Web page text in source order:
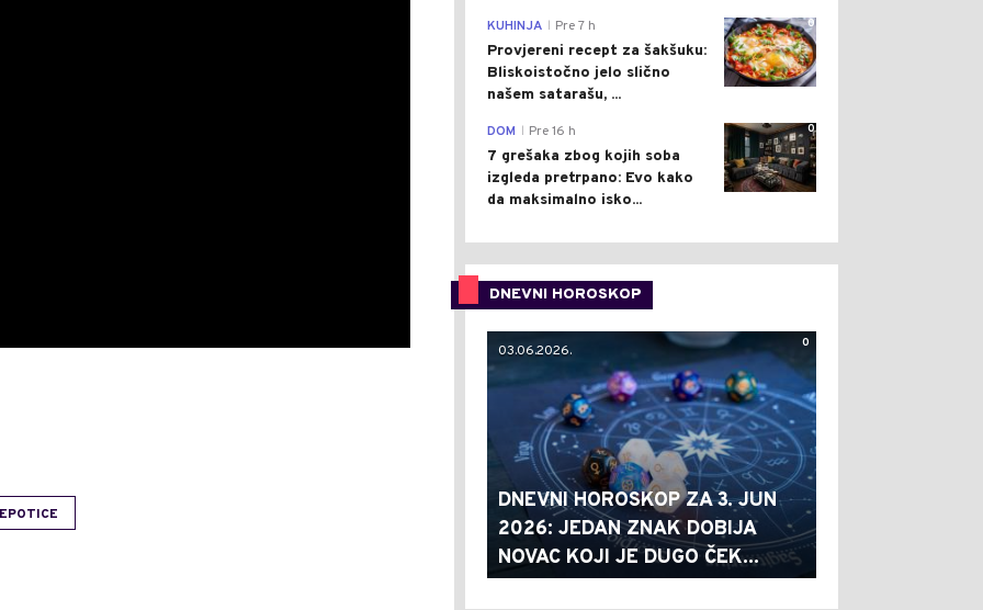
0
KUHINJA Pre 7 h
Provjereni recept za šakšuku:
Bliskoistočno jelo slično
našem satarašu, ...
0
DOM Pre 16 h
7 grešaka zbog kojih soba
izgleda pretrpano: Evo kako
da maksimalno isko...
DNEVNI HOROSKOP
0
03.06.2026.
DNEVNI HOROSKOP ZA 3. JUN
2026: JEDAN ZNAK DOBIJA
NOVAC KOJI JE DUGO ČEK...